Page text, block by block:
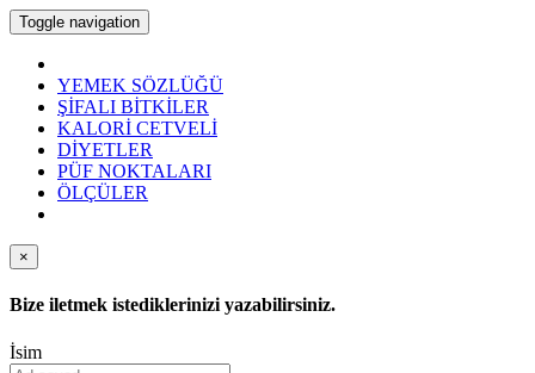
Toggle navigation
YEMEK SÖZLÜĞÜ
ŞİFALI BİTKİLER
KALORİ CETVELİ
DİYETLER
PÜF NOKTALARI
ÖLÇÜLER
×
Bize iletmek istediklerinizi yazabilirsiniz.
İsim